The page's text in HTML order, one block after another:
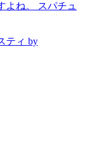
よね。 スパチュ